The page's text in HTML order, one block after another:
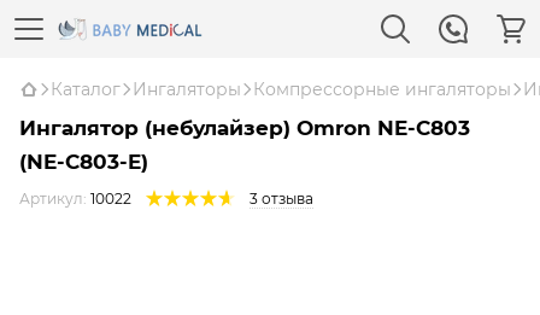
Каталог Ингаляторы Компрессорные ингаляторы
Ингалятор (небулайзер) Omron NE-C803
(NE-C803-E)
Артикул: 10022 3 отзыва